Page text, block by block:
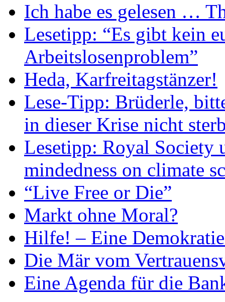
Ich habe es gelesen …
Lesetipp: “Es gibt kein
Arbeitslosenproblem”
Heda, Karfreitagstänzer!
Lese-Tipp: Brüderle,
in dieser Krise nicht
Lesetipp: Royal Society
mindedness on climate
“Live Free or Die”
Markt ohne Moral?
Hilfe! – Eine
Die Mär vom
Eine Agenda für die